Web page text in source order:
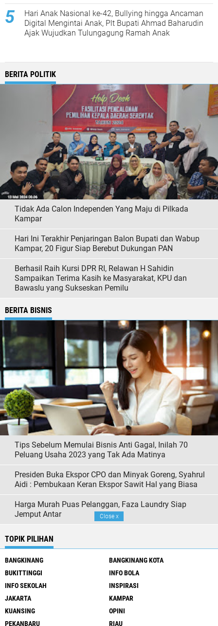
Hari Anak Nasional ke-42, Bullying hingga Ancaman
Digital Mengintai Anak, Plt Bupati Ahmad Baharudin
Ajak Wujudkan Tulungagung Ramah Anak
BERITA POLITIK
Tidak Ada Calon Independen Yang Maju di Pilkada
Kampar
Hari Ini Terakhir Penjaringan Balon Bupati dan Wabup
Kampar, 20 Figur Siap Berebut Dukungan PAN
Berhasil Raih Kursi DPR RI, Relawan H Sahidin
Sampaikan Terima Kasih ke Masyarakat, KPU dan
Bawaslu yang Sukseskan Pemilu
BERITA BISNIS
Tips Sebelum Memulai Bisnis Anti Gagal, Inilah 70
Peluang Usaha 2023 yang Tak Ada Matinya
Presiden Buka Ekspor CPO dan Minyak Goreng, Syahrul
Aidi : Pembukaan Keran Ekspor Sawit Hal yang Biasa
Harga Murah Puas Pelanggan, Faza Laundry Siap
Jemput Antar
TOPIK PILIHAN
BANGKINANG
BANGKINANG KOTA
BUKITTINGGI
INFO BOLA
INFO SEKOLAH
INSPIRASI
JAKARTA
KAMPAR
KUANSING
OPINI
PEKANBARU
RIAU
Close x